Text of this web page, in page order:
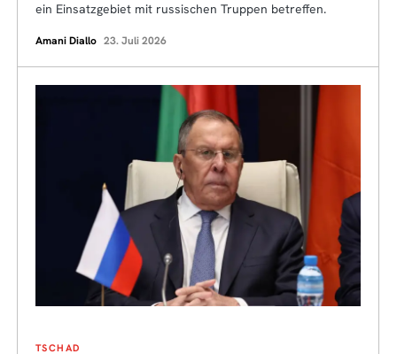
ein Einsatzgebiet mit russischen Truppen betreffen.
Amani Diallo 23. Juli 2026
TSCHAD